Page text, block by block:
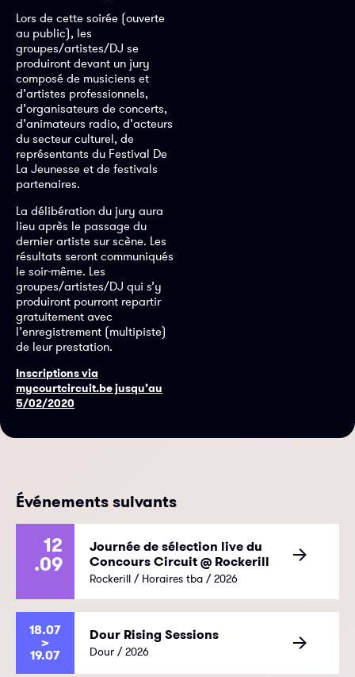
Lors de cette soirée (ouverte
au public), les
groupes/artistes/DJ se
produiront devant un jury
composé de musiciens et
d’artistes professionnels,
d’organisateurs de concerts,
d’animateurs radio, d’acteurs
du secteur culturel, de
représentants du Festival De
La Jeunesse et de festivals
partenaires.
La délibération du jury aura
lieu après le passage du
dernier artiste sur scène. Les
résultats seront communiqués
le soir-même. Les
groupes/artistes/DJ qui s’y
produiront pourront repartir
gratuitement avec
l’enregistrement (multipiste)
de leur prestation.
Inscriptions via
mycourtcircuit.be jusqu’au
5/02/2020
Événements suivants
12
.09
Journée de sélection live du
Concours Circuit @ Rockerill
Rockerill / Horaires tba / 2026
18.07
>
19.07
Dour Rising Sessions
Dour / 2026